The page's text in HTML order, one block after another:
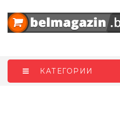
КАТЕГОРИИ